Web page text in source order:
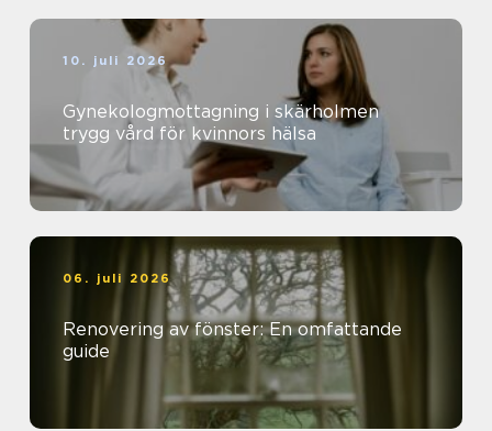
10. juli 2026
Gynekologmottagning i skärholmen
trygg vård för kvinnors hälsa
06. juli 2026
Renovering av fönster: En omfattande
guide